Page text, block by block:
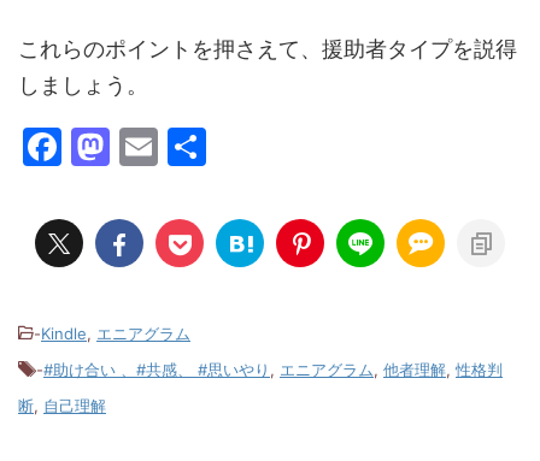
これらのポイントを押さえて、援助者タイプを説得
しましょう。
F
c
e
o
o
k
M
st
o
o
n
E
ai
l
-Kindle, エニアグラム
-#助け合い 、#共感、 #思いやり , エニアグラム, 他者理解, 性格判
断, 自己理解